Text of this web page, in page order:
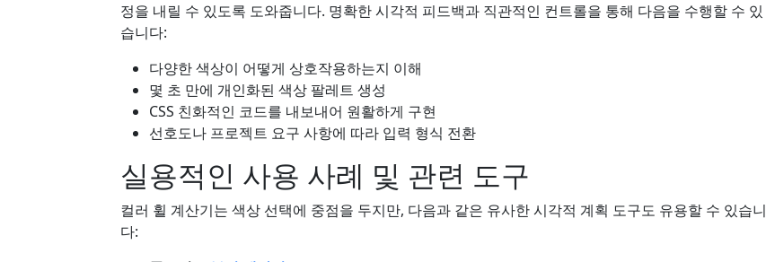
정을 내릴 수 있도록 도와줍니다. 명확한 시각적 피드백과 직관적인 컨트롤을 통해 다음을 수행할 수 있
습니다:
다양한 색상이 어떻게 상호작용하는지 이해
몇 초 만에 개인화된 색상 팔레트 생성
CSS 친화적인 코드를 내보내어 원활하게 구현
선호도나 프로젝트 요구 사항에 따라 입력 형식 전환
실용적인 사용 사례 및 관련 도구
컬러 휠 계산기는 색상 선택에 중점을 두지만, 다음과 같은 유사한 시각적 계획 도구도 유용할 수 있습니
다: